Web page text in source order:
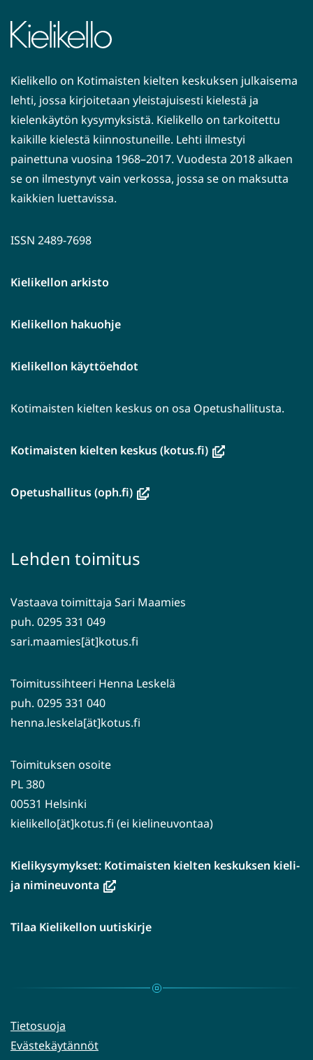
Kielikello on Kotimaisten kielten keskuksen julkaisema
lehti, jossa kirjoitetaan yleistajuisesti kielestä ja
kielenkäytön kysymyksistä. Kielikello on tarkoitettu
kaikille kielestä kiinnostuneille. Lehti ilmestyi
painettuna vuosina 1968–2017. Vuodesta 2018 alkaen
se on ilmestynyt vain verkossa, jossa se on maksutta
kaikkien luettavissa.
ISSN 2489-7698
Kielikellon arkisto
Kielikellon hakuohje
Kielikellon käyttöehdot
Kotimaisten kielten keskus on osa Opetushallitusta.
Kotimaisten kielten keskus (kotus.fi)(avautuu
Opetushallitus (oph.fi)(avautuu
toiseen
Lehden toimitus
Vastaava toimittaja Sari Maamies
puh. 0295 331 049
sari.maamies[ät]kotus.fi
Toimitussihteeri Henna Leskelä
puh. 0295 331 040
henna.leskela[ät]kotus.fi
Toimituksen osoite
PL 380
00531 Helsinki
kielikello[ät]kotus.fi (ei kielineuvontaa)
Kielikysymykset: Kotimaisten kielten keskuksen kieli-
ja nimineuvonta(avautuu
ikkunaan,
palveluun)
Tilaa Kielikellon uutiskirje
Tietosuoja
Evästekäytännöt